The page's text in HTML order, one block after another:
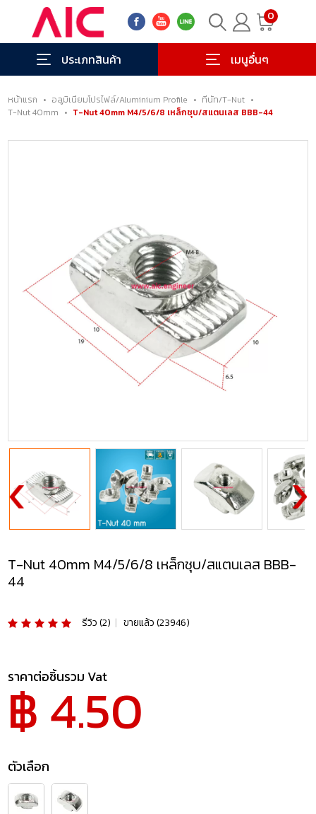
0
ประเภทสินค้า เมนูอื่นๆ
หน้าแรก • อลูมิเนียมโปรไฟล์/Aluminium Profile • ทีนัท/T-Nut •
T-Nut 40mm • T-Nut 40mm M4/5/6/8 เหล็กชุบ/สแตนเลส BBB-44
T-Nut 40mm M4/5/6/8 เหล็กชุบ/สแตนเลส BBB-
44
รีวิว (2) | ขายแล้ว (23946)
ราคาต่อชิ้นรวม Vat
฿ 4.50
ตัวเลือก